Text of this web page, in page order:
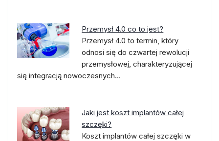
Przemysł 4.0 co to jest?
Przemysł 4.0 to termin, który
odnosi się do czwartej rewolucji
przemysłowej, charakteryzującej
się integracją nowoczesnych…
Jaki jest koszt implantów całej
szczęki?
Koszt implantów całej szczęki w